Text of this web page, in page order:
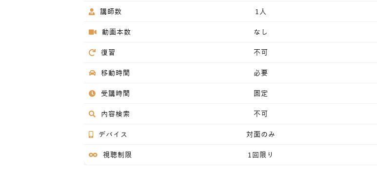
講師数 1人
動画本数 なし
復習 不可
移動時間 必要
受講時間 固定
内容検索 不可
デバイス 対面のみ
視聴制限 1回限り